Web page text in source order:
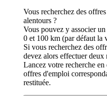
Vous recherchez des
alentours ?
Vous pouvez y associer
0 et 100 km (par défaut la
Si vous recherchez des
devez alors effectuer deux
Lancez votre recherche
offres d'emploi
restituée.